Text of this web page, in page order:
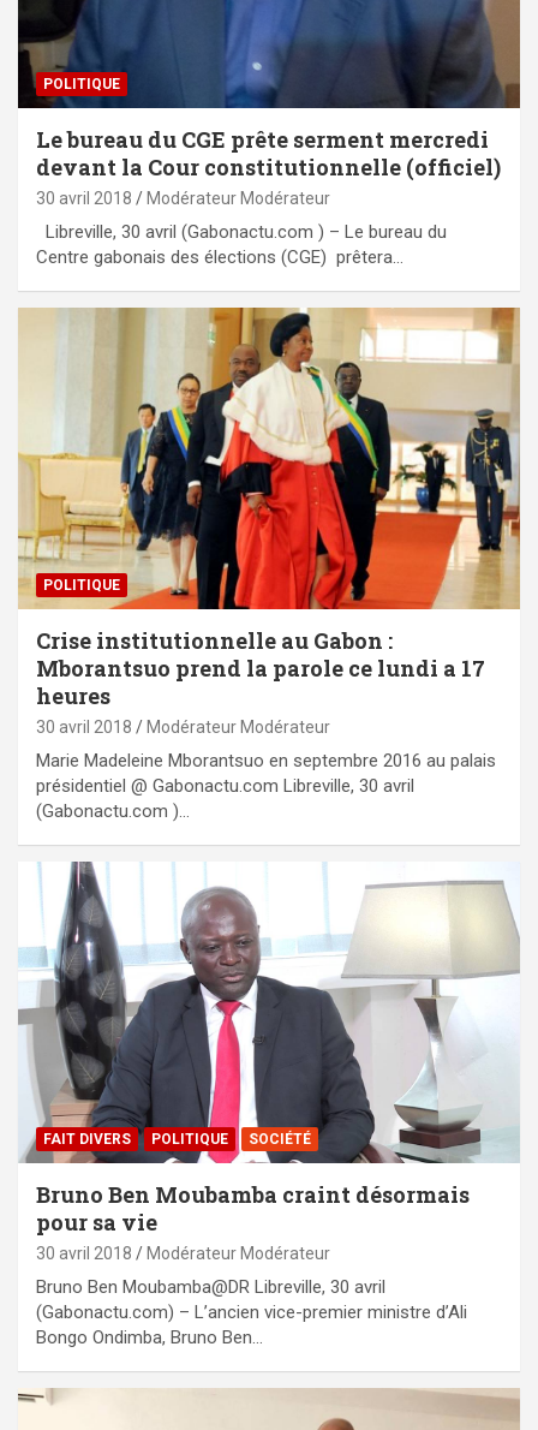
POLITIQUE
Le bureau du CGE prête serment mercredi
devant la Cour constitutionnelle (officiel)
30 avril 2018 Modérateur Modérateur
Libreville, 30 avril (Gabonactu.com ) – Le bureau du
Centre gabonais des élections (CGE) prêtera…
POLITIQUE
Crise institutionnelle au Gabon :
Mborantsuo prend la parole ce lundi a 17
heures
30 avril 2018 Modérateur Modérateur
Marie Madeleine Mborantsuo en septembre 2016 au palais
présidentiel @ Gabonactu.com Libreville, 30 avril
(Gabonactu.com )…
FAIT DIVERS POLITIQUE SOCIÉTÉ
Bruno Ben Moubamba craint désormais
pour sa vie
30 avril 2018 Modérateur Modérateur
Bruno Ben Moubamba@DR Libreville, 30 avril
(Gabonactu.com) – L’ancien vice-premier ministre d’Ali
Bongo Ondimba, Bruno Ben…